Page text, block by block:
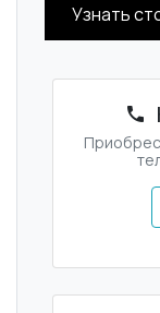
Узнать